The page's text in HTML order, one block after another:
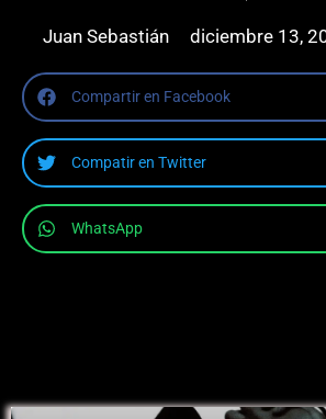
Juan Sebastián diciembre 13,
Compartir en Facebook
Compatir en Twitter
WhatsApp